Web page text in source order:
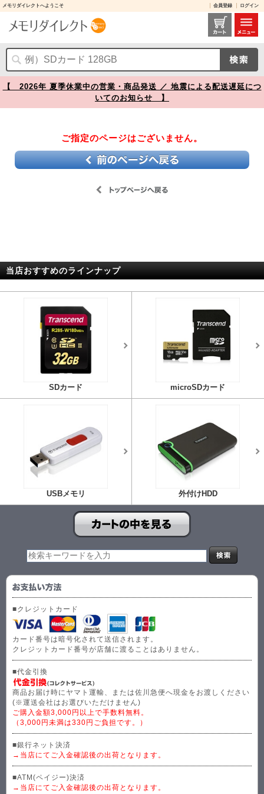
メモリダイレクトへようこそ 会員登録 ログイン
【】
【 2026年 夏季休業中の営業・商品発送 ／ 地震による配送遅延につ
いてのお知らせ 】
ご指定のページはございません。
当店おすすめのラインナップ
SDカード microSDカード
USBメモリ 外付けHDD
■クレジットカード
カード番号は暗号化されて送信されます。
クレジットカード番号が店舗に渡ることはありません。
■代金引換
商品お届け時にヤマト運輸、または佐川急便へ現金をお渡しください
(※運送会社はお選びいただけません)
ご購入金額3,000円以上で手数料無料。
（3,000円未満は330円ご負担です。）
■銀行ネット決済
→当店にてご入金確認後の出荷となります。
■ATM(ペイジー)決済
→当店にてご入金確認後の出荷となります。